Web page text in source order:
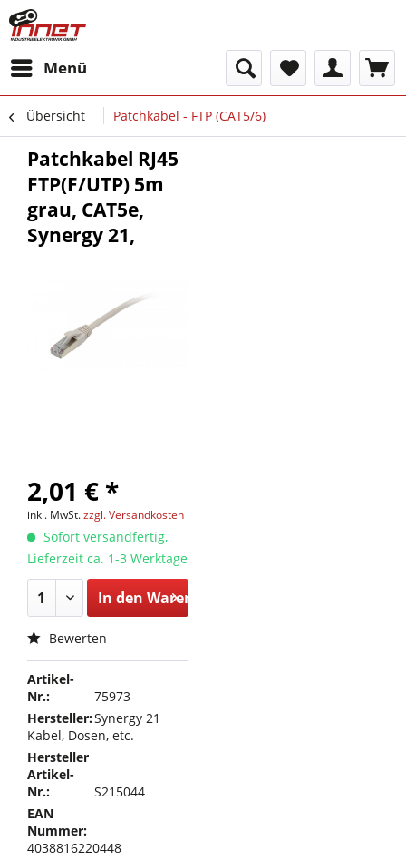
Menü
Übersicht Patchkabel - FTP (CAT5/6)
Patchkabel RJ45
FTP(F/UTP) 5m
grau, CAT5e,
Synergy 21,
2,01 € *
inkl. MwSt.zzgl. Versandkosten
Sofort versandfertig,
Lieferzeit ca. 1-3 Werktage
In den Warenkorb
Bewerten
Artikel-
Nr.:
75973
Hersteller:Synergy 21
Kabel, Dosen, etc.
Hersteller
Artikel-
Nr.:
S215044
EAN
Nummer:
4038816220448